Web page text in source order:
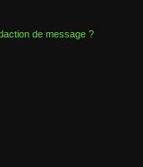
de message ?